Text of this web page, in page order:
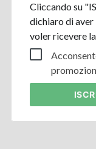
Cliccando su
dichiaro di
voler ricevere